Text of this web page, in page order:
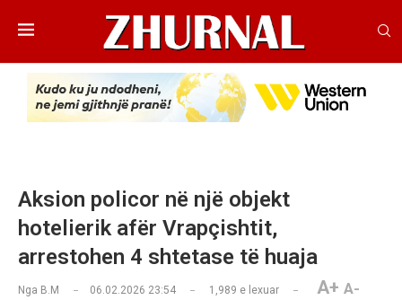
Aksion policor në një objekt
hotelierik afër Vrapçishtit,
arrestohen 4 shtetase të huaja
Nga B.M 06.02.2026 23:54 1,989 e lexuar A+ A-